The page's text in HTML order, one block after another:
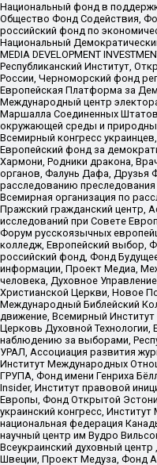
Национальный фонд в
Общество Фонд Содействия,
российский фонд по
Национальный
MEDIA DEVELOPMENT
Республиканский Институт,
России, Черноморский фонд
Европейская Платформа за
Международный центр
Маршалла Соединенных
окружающей среды и
Всемирный конгресс
Европейский фонд за
Хармони, Родники дракона,
органов, Фалунь Дафа, Друзья
расследованию
Всемирная организация по
Пражский гражданский центр,
исследований при Совете
Форум русскоязычных
колледж, Европейский выбор,
российский фонд, Фонд
информации, Проект Медиа,
человека, Духовное
Христианской Церкви, Новое
Международный Библейский
движение, Всемирный Институт
Церковь Духовной Технологии,
наблюдению за выборами,
УРАЛ, Ассоциация развития
Институт Международных
ГРУПА, Фонд имени Генриха
Insider, Институт правовой
Европы, Фонд Открытой
украинский конгресс,
национальная федерация
научный центр им Вудро
Всеукраинский духовный
Швеции, Проект Медуза, Фонд